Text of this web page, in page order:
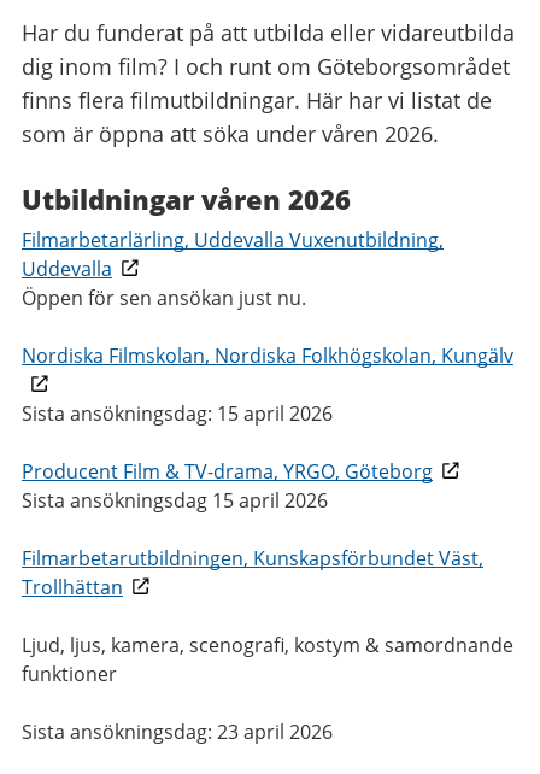
Har du funderat på att utbilda eller vidareutbilda
dig inom film? I och runt om Göteborgsområdet
finns flera filmutbildningar. Här har vi listat de
som är öppna att söka under våren 2026.
Utbildningar våren 2026
Filmarbetarlärling, Uddevalla Vuxenutbildning,
Uddevalla
Öppen för sen ansökan just nu.
Nordiska Filmskolan, Nordiska Folkhögskolan, Kungälv
Sista ansökningsdag: 15 april 2026
Producent Film & TV-drama, YRGO, Göteborg
Sista ansökningsdag 15 april 2026
Filmarbetarutbildningen, Kunskapsförbundet Väst,
Trollhättan
Ljud, ljus, kamera, scenografi, kostym & samordnande
funktioner
Sista ansökningsdag: 23 april 2026